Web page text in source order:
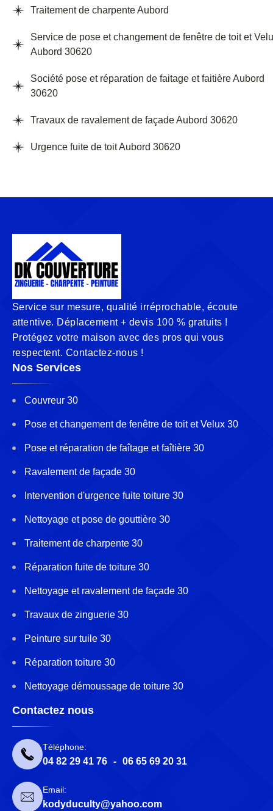
Traitement de charpente Aubord
Service de pose et changement de fenêtre de toit et
Aubord 30620
Société pose et réparation de faitage et faitière Aubord
30620
Travaux de ravalement de façade Aubord 30620
Urgence fuite de toit Aubord 30620
Service sur mesure, qualité irréprochable, écoute
attentive. Déplacement + devis 100 % gratuits !
Protégez votre maison avec des pros qui vous
respectent. Contactez-nous !
Nos Services
Couvreur 30
Pose et changement de fenêtre de toit et Velux 30
Pose et réparation de faîtage et faîtière 30
Ravalement de façade 30
Intervention d'urgence fuite toiture 30
Nettoyage et pose de gouttière 30
Traitement de charpente 30
Réparation fuite de toiture 30
Nettoyage et ravalement de façade 30
Travaux de zinguerie 30
Peinture sur tuile 30
Réparation toiture 30
Nettoyage démoussage de toiture 30
Contactez nous
Téléphone:
04 82 29 41 76 - 06 65 69 20 31
Email:
kodyduculty@yahoo.com